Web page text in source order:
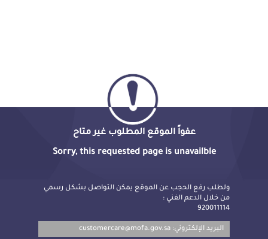
عفواً الموقع المطلوب غير متاح
Sorry, this requested page is unavailble
ولطلب رفع الحجب عن الموقع يمكن التواصل بشكل رسمي
من خلال الدعم الفني :
920011114
البريد الإلكتروني: customercare@mofa.gov.sa